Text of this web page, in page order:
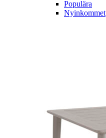
Populära
Nyinkommet